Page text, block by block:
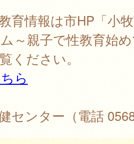
育情報は市HP「小
～親子で性教育始
ください。
ら
センター（電話